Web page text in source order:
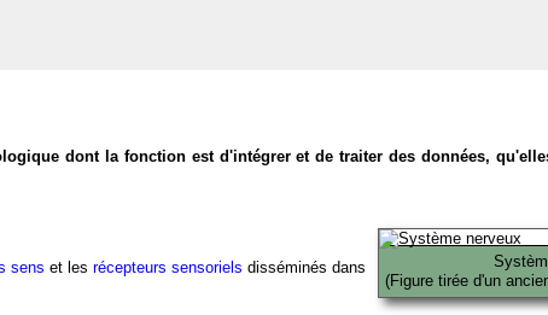
dont la fonction est d'intégrer et de traiter des données,
(Figure tirée d'un
sens et les récepteurs sensoriels disséminés dans